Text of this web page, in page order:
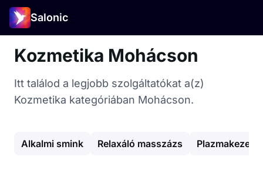
Salonic
Kozmetika Mohácson
Itt találod a legjobb szolgáltatókat a(z)
Kozmetika kategóriában Mohácson.
Alkalmi smink Relaxáló masszázs Plazmakezelés